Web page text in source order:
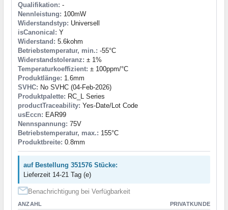
Qualifikation: -
Nennleistung: 100mW
Widerstandstyp: Universell
isCanonical: Y
Widerstand: 5.6kohm
Betriebstemperatur, min.: -55°C
Widerstandstoleranz: ± 1%
Temperaturkoeffizient: ± 100ppm/°C
Produktlänge: 1.6mm
SVHC: No SVHC (04-Feb-2026)
Produktpalette: RC_L Series
productTraceability: Yes-Date/Lot Code
usEccn: EAR99
Nennspannung: 75V
Betriebstemperatur, max.: 155°C
Produktbreite: 0.8mm
auf Bestellung 351576 Stücke:
Lieferzeit 14-21 Tag (e)
Benachrichtigung bei Verfügbarkeit
ANZAHL PRIVATKUNDE